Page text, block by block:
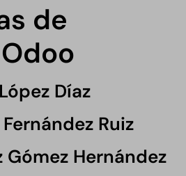
de
Odoo
Díaz
Ruiz
Hernández